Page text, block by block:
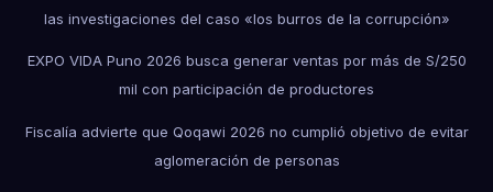
las investigaciones del caso «los burros de la corrupción»
EXPO VIDA Puno 2026 busca generar ventas por más de S/250
mil con participación de productores
Fiscalía advierte que Qoqawi 2026 no cumplió objetivo de evitar
aglomeración de personas